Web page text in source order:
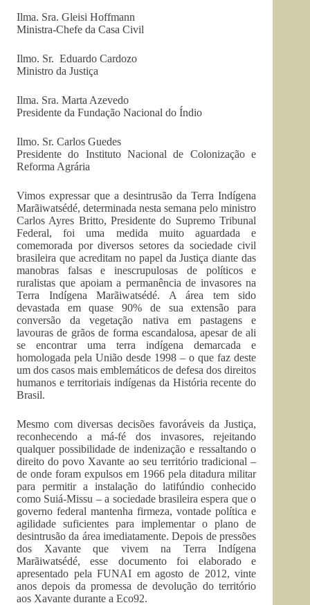
Ilma. Sra. Gleisi Hoffmann
Ministra-Chefe da Casa Civil
Ilmo. Sr. Eduardo Cardozo
Ministro da Justiça
Ilma. Sra. Marta Azevedo
Presidente da Fundação Nacional do Índio
Ilmo. Sr. Carlos Guedes
Presidente do Instituto Nacional de Colonização e
Reforma Agrária
Vimos expressar que a desintrusão da Terra Indígena
Marãiwatsédé, determinada nesta semana pelo ministro
Carlos Ayres Britto, Presidente do Supremo Tribunal
Federal, foi uma medida muito aguardada e
comemorada por diversos setores da sociedade civil
brasileira que acreditam no papel da Justiça diante das
manobras falsas e inescrupulosas de políticos e
ruralistas que apoiam a permanência de invasores na
Terra Indígena Marãiwatsédé. A área tem sido
devastada em quase 90% de sua extensão para
conversão da vegetação nativa em pastagens e
lavouras de grãos de forma escandalosa, apesar de ali
se encontrar uma terra indígena demarcada e
homologada pela União desde 1998 – o que faz deste
um dos casos mais emblemáticos de defesa dos direitos
humanos e territoriais indígenas da História recente do
Brasil.
Mesmo com diversas decisões favoráveis da Justiça,
reconhecendo a má-fé dos invasores, rejeitando
qualquer possibilidade de indenização e ressaltando o
direito do povo Xavante ao seu território tradicional –
de onde foram expulsos em 1966 pela ditadura militar
para permitir a instalação do latifúndio conhecido
como Suiá-Missu – a sociedade brasileira espera que o
governo federal mantenha firmeza, vontade política e
agilidade suficientes para implementar o plano de
desintrusão da área imediatamente. Depois de pressões
dos Xavante que vivem na Terra Indígena
Marãiwatsédé, esse documento foi elaborado e
apresentado pela FUNAI em agosto de 2012, vinte
anos depois da promessa de devolução do território
aos Xavante durante a Eco92.